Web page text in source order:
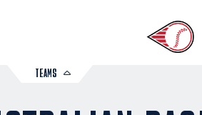
TEAMS